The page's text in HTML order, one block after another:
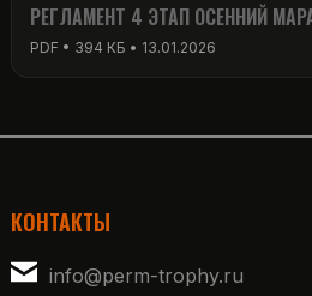
РЕГЛАМЕНТ 4 ЭТАП ОСЕННИЙ
PDF • 394 КБ • 13.01.2026
КОНТАКТЫ
info@perm-trophy.ru